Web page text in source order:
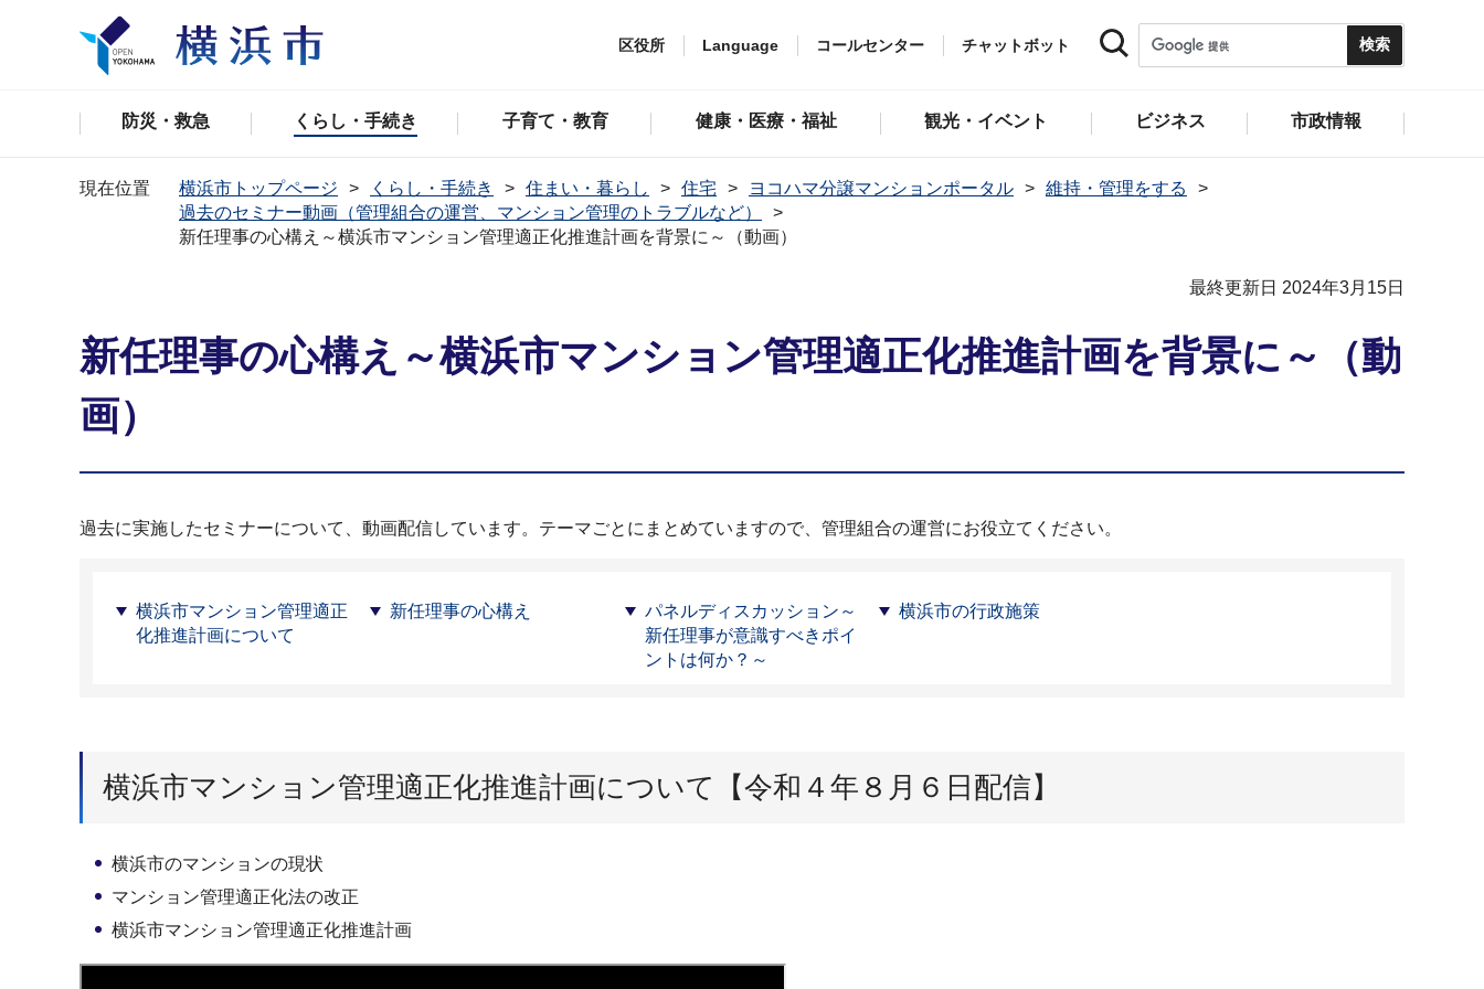
区役所 Language コールセンター チャットボット
防災・救急 くらし・手続き 子育て・教育 健康・医療・福祉 観光・イベント ビジネス 市政情報
現在位置 横浜市トップページ くらし・手続き 住まい・暮らし 住宅 ヨコハマ分譲マンションポータル
維持・管理をする
過去のセミナー動画（管理組合の運営、マンション管理のトラブルなど）
新任理事の心構え～横浜市マンション管理適正化推進計画を背景に～（動画）
最終更新日 2024年3月15日
新任理事の心構え～横浜市マンション管理適正化推進計画を背景に～（動
画）
過去に実施したセミナーについて、動画配信しています。テーマごとにまとめていますので、管理組合の運営にお役立てください。
横浜市マンション管理適正
化推進計画について
新任理事の心構え
パネルディスカッション～
新任理事が意識すべきポイ
ントは何か？～
横浜市の行政施策
横浜市マンション管理適正化推進計画について【令和４年８月６日配信】
横浜市のマンションの現状
マンション管理適正化法の改正
横浜市マンション管理適正化推進計画